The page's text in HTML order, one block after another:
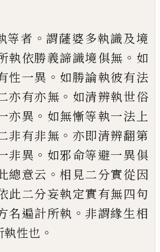
等者 。謂薩婆多執識及境
執依勝義諦識境俱無 。 如
性一異 。 如勝論執彼有法
亦有亦無 。 如清辨執世俗
亦異 。 如無慚等執一法上
非有非無 。 亦即清辨翻第
非異 。 如邪命等避一異俱
總意云 。相見二分實從因
此二分妄執定實有無四句
名遍計所執 。 非謂緣生相
執性也 。